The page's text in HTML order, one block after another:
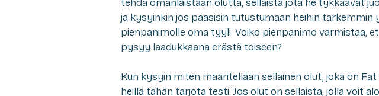
tehdä omanlaistaan olutta, sellaista jota he tykkäävät
ja kysyinkin jos pääsisin tutustumaan heihin
pienpanimolle oma tyyli. Voiko pienpanimo varmistaa,
pysyy laadukkaana erästä toiseen?
Kun kysyin miten määritellään sellainen olut, joka on Fat
heillä tähän tarjota testi. Jos olut on sellaista, jolla voit